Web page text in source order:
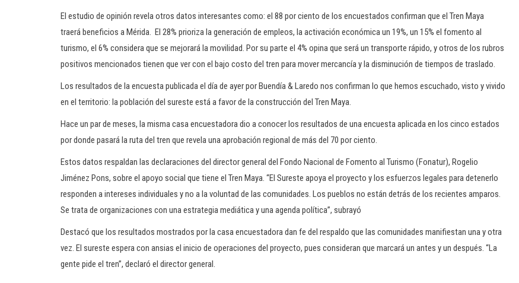
El estudio de opinión revela otros datos interesantes como: el 88 por ciento de los encuestados confirman que el Tren Maya
traerá beneficios a Mérida. El 28% prioriza la generación de empleos, la activación económica un 19%, un 15% el fomento al
turismo, el 6% considera que se mejorará la movilidad. Por su parte el 4% opina que será un transporte rápido, y otros de los rubros
positivos mencionados tienen que ver con el bajo costo del tren para mover mercancía y la disminución de tiempos de traslado.
Los resultados de la encuesta publicada el día de ayer por Buendía & Laredo nos confirman lo que hemos escuchado, visto y vivido
en el territorio: la población del sureste está a favor de la construcción del Tren Maya.
Hace un par de meses, la misma casa encuestadora dio a conocer los resultados de una encuesta aplicada en los cinco estados
por donde pasará la ruta del tren que revela una aprobación regional de más del 70 por ciento.
Estos datos respaldan las declaraciones del director general del Fondo Nacional de Fomento al Turismo (Fonatur), Rogelio
Jiménez Pons, sobre el apoyo social que tiene el Tren Maya. “El Sureste apoya el proyecto y los esfuerzos legales para detenerlo
responden a intereses individuales y no a la voluntad de las comunidades. Los pueblos no están detrás de los recientes amparos.
Se trata de organizaciones con una estrategia mediática y una agenda política”, subrayó
Destacó que los resultados mostrados por la casa encuestadora dan fe del respaldo que las comunidades manifiestan una y otra
vez. El sureste espera con ansias el inicio de operaciones del proyecto, pues consideran que marcará un antes y un después. “La
gente pide el tren”, declaró el director general.